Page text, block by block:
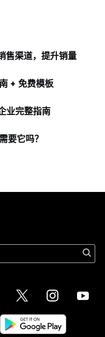
售渠道，提升销量
+ 免费模板
业完整指南
要它吗？